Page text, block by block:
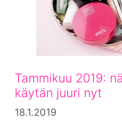
Tammikuu 2019:
käytän juuri nyt
18.1.2019